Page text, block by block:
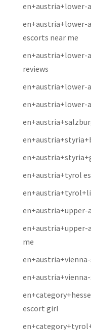
en+austria+lower-
en+austria+lower-
escorts near me
en+austria+lower-
reviews
en+austria+lower-
en+austria+lower-
en+austria+tyrol
en+austria+upper-
me
escort girl